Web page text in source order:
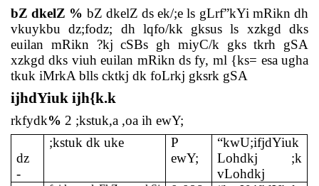
bZ dkelZ % bZ dkelZ ds ek/;e ls gLrf”kYi mRikn dh
vkuykbu dz;fodz; dh lqfo/kk gksus ls xzkgd dks
euilan mRikn ?kj cSBs gh miyC/k gks tkrh gSA
xzkgd dks viuh euilan mRikn ds fy, ml {ks= esa ugha
tkuk iMrkA blls cktkj dk foLrkj gksrk gSA
ijhdYiuk ijh{k.k
rkfydk% 2 ;kstuk,a ,oa ih ewY;
dz
-
;kstuk dk uke
P
ewY;
“kwU;ifjdYiuk
Lohdkj ;k
vLohdkj